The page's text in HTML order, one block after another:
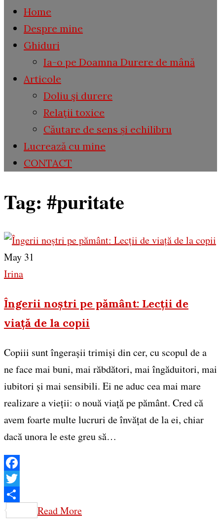
Home
Despre mine
Ghiduri
Ia-o pe Doamna Durere de mână
Articole
Doliu şi durere
Relaţii toxice
Căutare de sens și echilibru
Lucrează cu mine
CONTACT
Tag: #puritate
May 31
Irina
Îngerii noștri pe pământ: Lecții de
viață de la copii
Copiii sunt îngerașii trimiși din cer, cu scopul de a
ne face mai buni, mai răbdători, mai îngăduitori, mai
iubitori și mai sensibili. Ei ne aduc cea mai mare
realizare a vieții: o nouă viață pe pământ. Cred că
avem foarte multe lucruri de învățat de la ei, chiar
dacă unora le este greu să…
Facebook
Twitter
Share
Read More